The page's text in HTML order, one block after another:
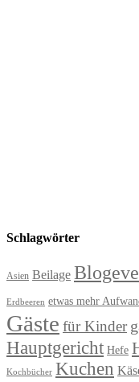
Schlagwörter
Asien Beilage
Erdbeeren etwas mehr
Gäste für Kinder
Hauptgericht Hefe
Kochbücher Kuchen